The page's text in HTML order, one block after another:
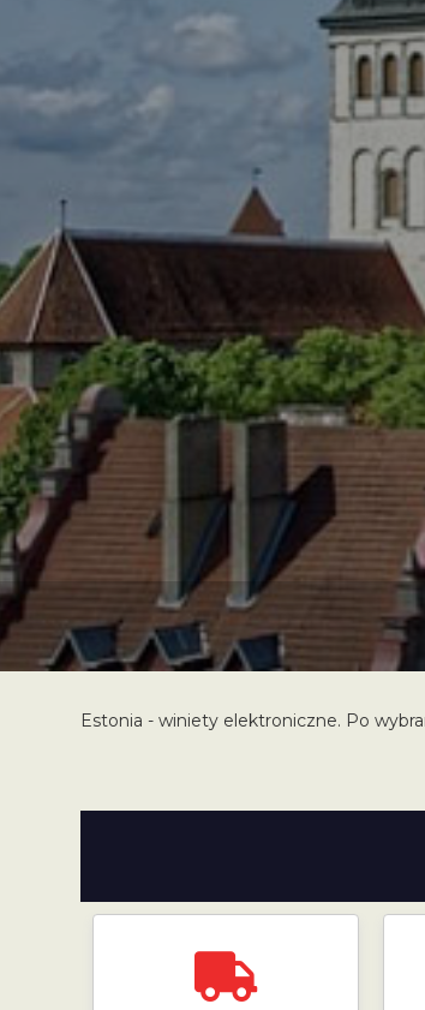
Estonia - winiety elektroniczne. Po